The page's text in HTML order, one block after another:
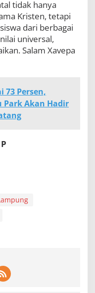
tidak hanya
Kristen, tetapi
dari berbagai
universal,
Salam Xavepa
73 Persen,
Akan Hadir